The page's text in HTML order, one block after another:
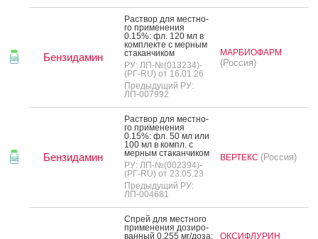
Бензидамин
Рас­твор для мес­тно­
го при­мене­ния
0.15%: фл. 120 мл в
ком­плек­те с мер­ным
ста­кан­чи­ком
РУ: ЛП-№(013234)-
(РГ-RU) от 16.01.26
Предыдущий РУ:
ЛП-007992
МАРБИОФАРМ
(Россия)
Бензидамин
Рас­твор для мес­тно­
го при­мене­ния
0.15%: фл. 50 мл или
100 мл в компл. с
мер­ным ста­кан­чи­ком
РУ: ЛП-№(002394)-
(РГ-RU) от 23.05.23
Предыдущий РУ:
ЛП-004681
ВЕРТЕКС (Россия)
Спрей для мес­тно­го
при­мене­ния до­зиро­
ван­ный 0.255 мг/до­за:
ОКСИФЛУРИН